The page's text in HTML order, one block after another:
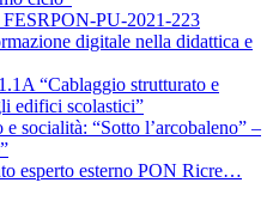
PU-2021-223
digitale nella didattica e
“Cablaggio strutturato e
edifici scolastici”
socialità: “Sotto l’arcobaleno” –
esperto esterno PON Ricre…